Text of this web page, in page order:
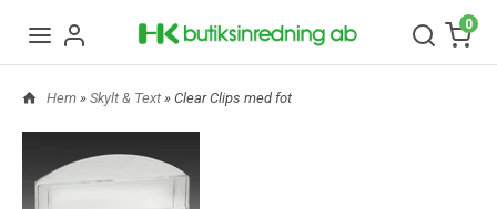
0
Hem » Skylt & Text » Clear Clips med fot